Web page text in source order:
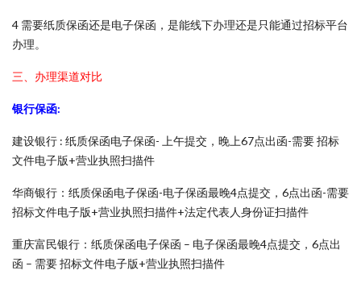
4 需要纸质保函还是电子保函，是能线下办理还是只能通过招标平台
办理。
三、办理渠道对比
银行保函:
建设银行 : 纸质保函电子保函- 上午提交，晚上67点出函-需要 招标
文件电子版+营业执照扫描件
华商银行：纸质保函电子保函-电子保函最晚4点提交，6点出函-需要
招标文件电子版+营业执照扫描件+法定代表人身份证扫描件
重庆富民银行：纸质保函电子保函 – 电子保函最晚4点提交，6点出
函 – 需要 招标文件电子版+营业执照扫描件